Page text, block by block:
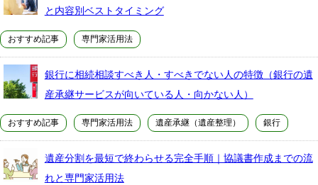
と内容別ベストタイミング
おすすめ記事 専門家活用法
銀行に相続相談すべき人・すべきでない人の特徴（銀行の遺
産承継サービスが向いている人・向かない人）
おすすめ記事 専門家活用法 遺産承継（遺産整理） 銀行
遺産分割を最短で終わらせる完全手順｜協議書作成までの流
れと専門家活用法